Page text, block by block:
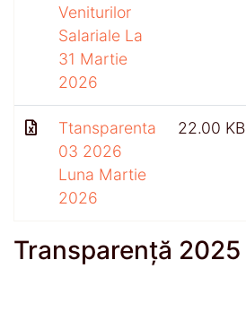
Veniturilor
Salariale La
31 Martie
2026
Ttansparenta
03 2026
Luna Martie
2026
22.00 KB
Transparență 2025